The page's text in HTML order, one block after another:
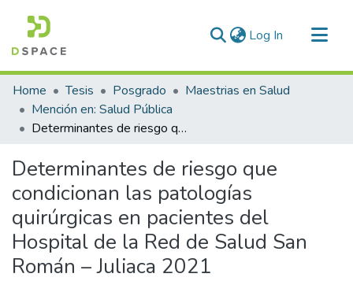
Log In (current)
Communities & Collections
All of DSpace
Statistics
Home Tesis Posgrado
Maestrias en Salud
Mención en: Salud Pública
Determinantes de riesgo que condicionan las patologías quirúrgicas en pacientes del Hospital de la Red de Salud San Román – Juliaca 2021
Determinantes de riesgo que
condicionan las patologías
quirúrgicas en pacientes del
Hospital de la Red de Salud San
Román – Juliaca 2021